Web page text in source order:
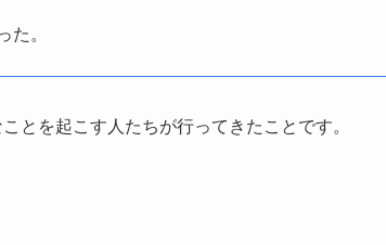
た。
とを起こす人たちが行ってきたことです。